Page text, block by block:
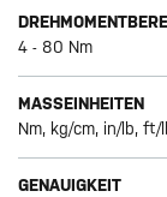
4 - 80 Nm
MASSEINHEITEN
Nm, kg/cm, in/lb, ft/
GENAUIGKEIT